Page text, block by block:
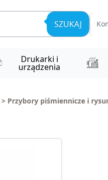
SZUKAJ
Drukarki i
urządzenia
> Przybory piśmiennicze i